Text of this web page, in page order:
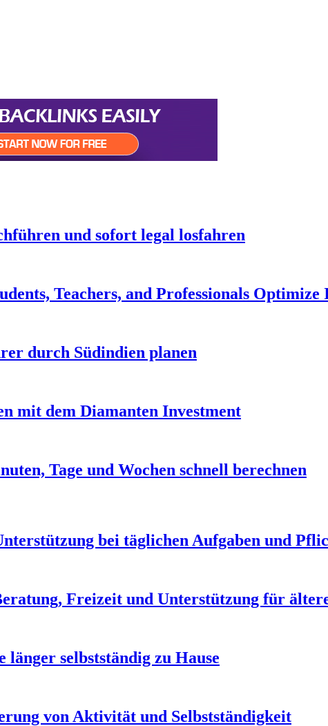
und sofort legal losfahren
Teachers, and Professionals Optimize
durch Südindien planen
mit dem Diamanten Investment
Tage und Wochen schnell berechnen
bei täglichen Aufgaben und
Freizeit und Unterstützung für
selbstständig zu Hause
von Aktivität und Selbstständigkeit